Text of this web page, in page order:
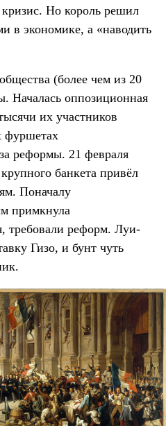
Но король решил
в экономике, а «наводить
(более чем из 20
Началась оппозиционная
их участников
фуршетах
реформы. 21 февраля
банкета привёл
Поначалу
примкнула
требовали реформ. Луи-
Гизо, и бунт чуть